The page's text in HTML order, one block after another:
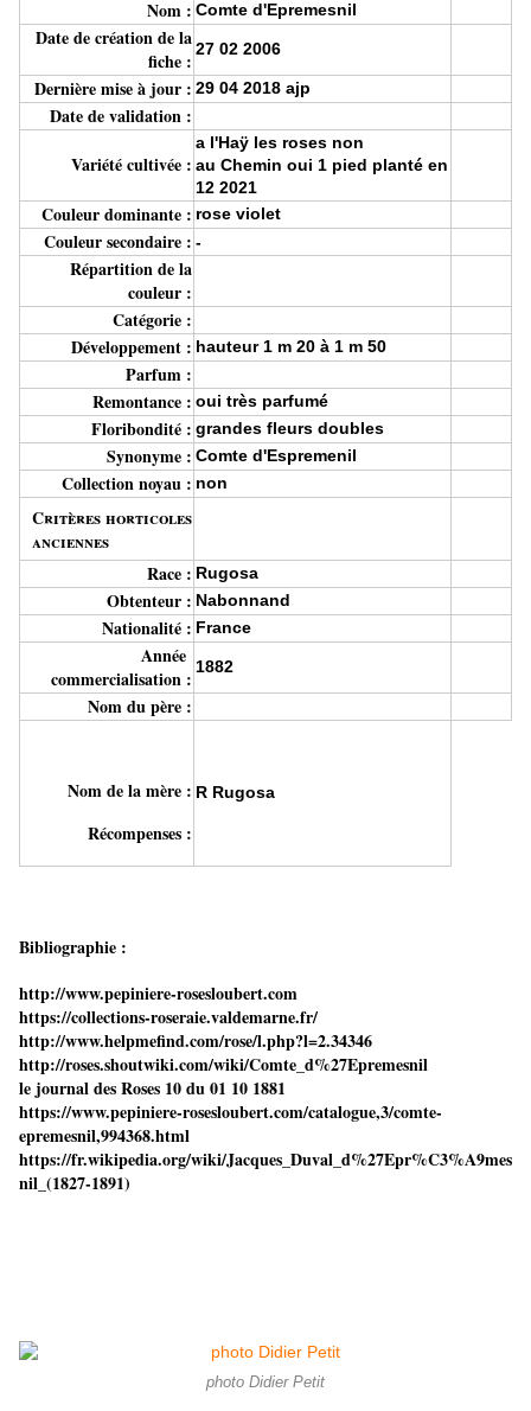
Nom : Comte d'Epremesnil
Date de création de la
fiche : 27 02 2006
Dernière mise à jour : 29 04 2018 ajp
Date de validation :
Variété cultivée :
a l'Haÿ les roses non
au Chemin oui 1 pied planté en
12 2021
Couleur dominante : rose violet
Couleur secondaire :-
Répartition de la
couleur :
Catégorie :
Développement : hauteur 1 m 20 à 1 m 50
Parfum :
Remontance : oui très parfumé
Floribondité : grandes fleurs doubles
Synonyme : Comte d'Espremenil
Collection noyau : non
Critères horticoles
anciennes
Race : Rugosa
Obtenteur : Nabonnand
Nationalité : France
Année
commercialisation : 1882
Nom du père :
Nom de la mère :
Récompenses :
R Rugosa
Bibliographie :
http://www.pepiniere-rosesloubert.com
https://collections-roseraie.valdemarne.fr/
http://www.helpmefind.com/rose/l.php?l=2.34346
http://roses.shoutwiki.com/wiki/Comte_d%27Epremesnil
le journal des Roses 10 du 01 10 1881
https://www.pepiniere-rosesloubert.com/catalogue,3/comte-
epremesnil,994368.html
https://fr.wikipedia.org/wiki/Jacques_Duval_d%27Epr%C3%A9mes
nil_(1827-1891)
photo Didier Petit